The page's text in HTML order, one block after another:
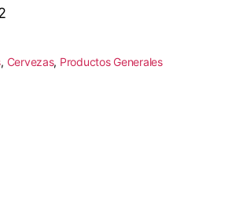
, Cervezas, Productos Generales